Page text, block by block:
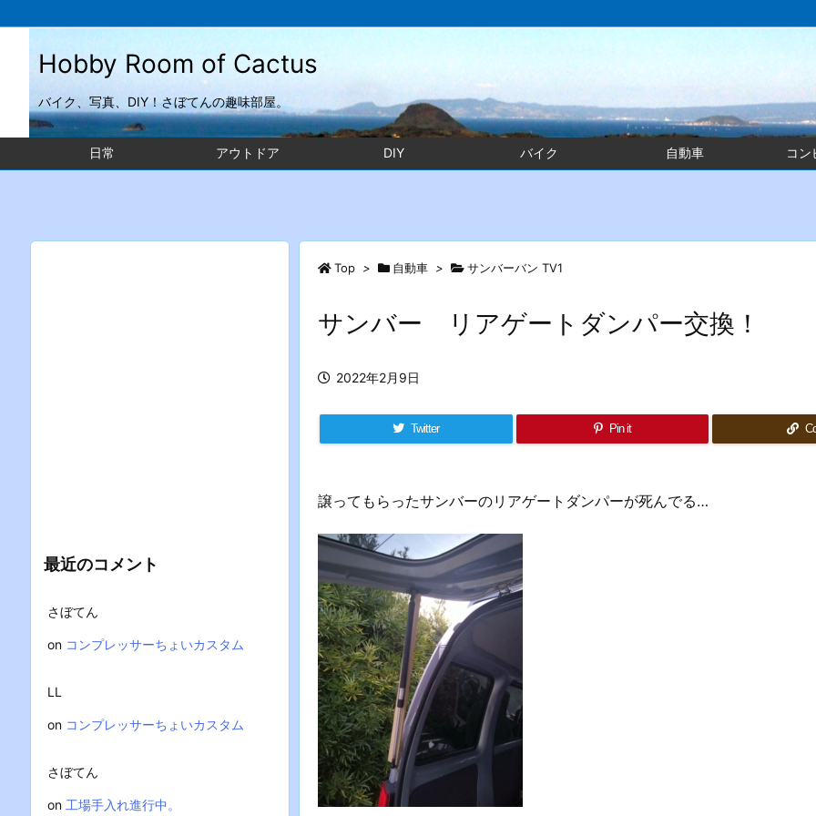
Hobby Room of Cactus
バイク、写真、DIY！さぼてんの趣味部屋。
日常 アウトドア DIY バイク 自動車 コン
Top > 自動車 > サンバーバン TV1
サンバー リアゲートダンパー交換！
2022年2月9日
Twitter Pin it
譲ってもらったサンバーのリアゲートダンパーが死んでる…
最近のコメント
さぼてん
on コンプレッサーちょいカスタム
LL
on コンプレッサーちょいカスタム
さぼてん
on 工場手入れ進行中。